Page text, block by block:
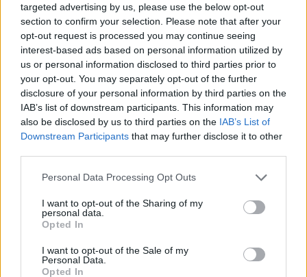
targeted advertising by us, please use the below opt-out
section to confirm your selection. Please note that after your
opt-out request is processed you may continue seeing
interest-based ads based on personal information utilized by
us or personal information disclosed to third parties prior to
your opt-out. You may separately opt-out of the further
disclosure of your personal information by third parties on the
IAB’s list of downstream participants. This information may
also be disclosed by us to third parties on the IAB’s List of
Downstream Participants that may further disclose it to other
Please note that this website/app uses one or more Google
not limited to your visit or usage behaviour. You may click to
grant or deny consent to Google and its third-party tags to
use your data for below specified purposes in below Google
consent section.
Personal Data Processing Opt Outs
I want to opt-out of the Sharing of my
personal data.
Opted In
I want to opt-out of the Sale of my
Personal Data.
Opted In
Często sprawdzane
Odmiana: skrońmiczyskroniami
Do Tych czy do Tychów?
Jednowyrazowy antonim dościszyć
Ciekawostki
do syta— Skąd taka forma
bajstruk— To skąd się biorąbajstruki?
Mogą Cię zainteresować również hasła
środkowojęzykowy